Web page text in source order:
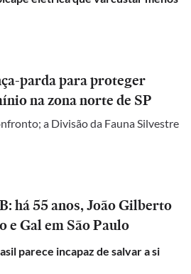
parda para proteger
na zona norte de SP
a Divisão da Fauna Silvestre
há 55 anos, João Gilberto
e Gal em São Paulo
parece incapaz de salvar a si